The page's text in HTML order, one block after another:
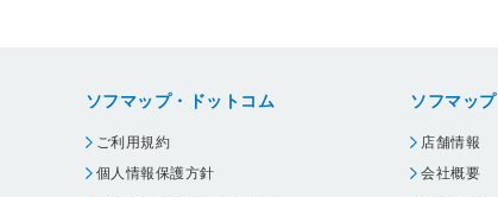
ソフマップ・ドットコム
ご利用規約
個人情報保護方針
ソフマップ
店舗情報
会社概要